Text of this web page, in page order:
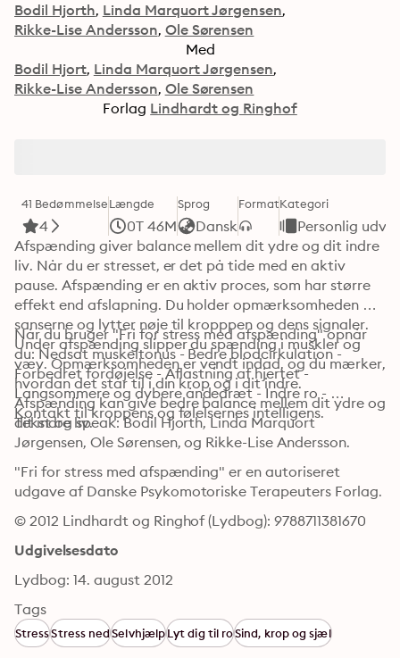
Bodil Hjorth Linda Marquort Jørgensen
Rikke-Lise Andersson Ole Sørensen
Med
Bodil Hjort Linda Marquort Jørgensen
Rikke-Lise Andersson Ole Sørensen
Forlag Lindhardt og Ringhof
41 Bedømmelse
4
Længde
0T 46M
Sprog
Dansk
FormatKategori
Personlig
Afspænding giver balance mellem dit ydre og dit indre
liv. Når du er stresset, er det på tide med en aktiv
pause. Afspænding er en aktiv proces, som har større
effekt end afslapning. Du holder opmærksomheden på
sanserne og lytter nøje til kropppen og dens signaler.
Under afspænding slipper du spænding i muskler og
væv. Opmærksomheden er vendt indad, og du mærker,
hvordan det står til i din krop og i dit indre.
Afspænding kan give bedre balance mellem dit ydre og
dit indre liv.
Når du bruger "Fri for stress med afspænding" opnår
du: Nedsat muskeltonus - Bedre blodcirkulation -
Forbedret fordøjelse - Aflastning af hjertet -
Langsommere og dybere åndedræt - Indre ro -
Kontakt til kroppens og følelsernes intelligens.
Tekst og speak: Bodil Hjorth, Linda Marquort
Jørgensen, Ole Sørensen, og Rikke-Lise Andersson.
"Fri for stress med afspænding" er en autoriseret
udgave af Danske Psykomotoriske Terapeuters Forlag.
© 2012 Lindhardt og Ringhof (Lydbog): 9788711381670
Udgivelsesdato
Lydbog: 14. august 2012
Tags
StressStress nedSelvhjælpLyt dig til roSind, krop og sjæl